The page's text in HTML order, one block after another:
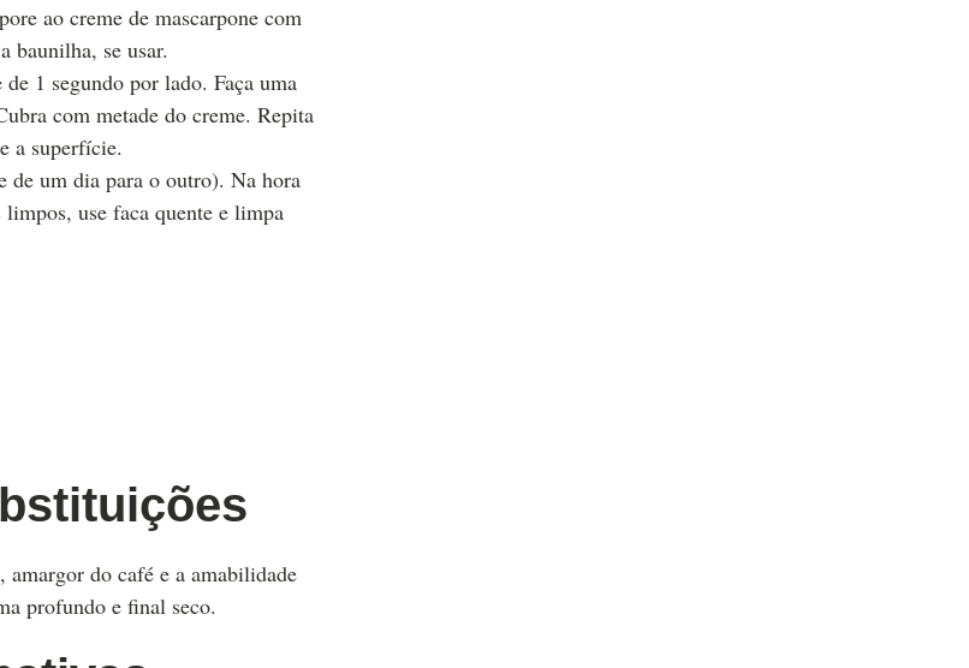
ao creme de mascarpone com
baunilha, se usar.
1 segundo por lado. Faça uma
com metade do creme. Repita
a superfície.
de um dia para o outro). Na hora
use faca quente e limpa
do café e a amabilidade
profundo e final seco.